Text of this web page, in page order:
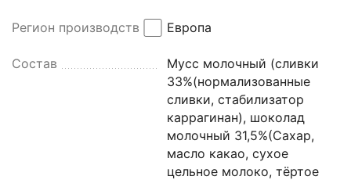
Регион производства Европа
Состав
Мусс молочный (сливки
33%(нормализованные
сливки, стабилизатор
каррагинан), шоколад
молочный 31,5%(Сахар,
масло какао, сухое
цельное молоко, тёртое